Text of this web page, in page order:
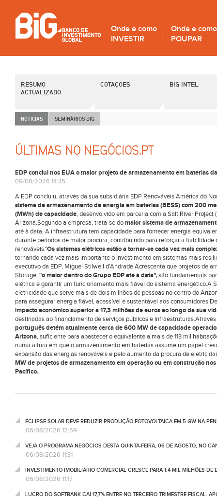
Onde e como
INVESTIR
Onde e como
POUPAR
RESUMO
ACTUALIZADO
COTAÇÕES BIG INTEL
NOTICIAS SEMINÁRIOS BiG
ÚLTIMAS NO NEGÓCIOS.PT
EDP conclui nos EUA o maior projeto de armazenamento em baterias
09/06/2026 14:35
A EDP concluiu, através da sua subsidiária EDP Renováveis América do
sistema de armazenamento de energia em baterias (BESS) com 200
(MWh) de capacidade, desenvolvido em parceria com a Salt River Project
Arizona.Segundo a empresa, trata-se domaior sistema de
até à data. A infraestrutura tem capacidade para fornecer energia
durante períodos de maior procura, contribuindo para reforçar a
renováveis."Os sistemas elétricos estão a tornar-se cada vez mais
tornando cada vez mais importante o investimento em sistemas mais
executivo da EDP, Miguel Stilwell d'Andrade.Acrescenta que projetos de
Storage,"o maior dentro do Grupo EDP até à data",são fundamentais
elétrica e garantir um funcionamento mais fiável do sistema energético.A
eletricidade que serve mais de dois milhões de pessoas no centro do
para assegurar energia fiável, acessível e sustentável aos
impacto económico superior a 17,3 milhões de euros ao longo da sua
destinadas ao financiamento de serviços públicos e
português detém atualmente cerca de 600 MW de capacidade
Arizona, suficiente para abastecer o equivalente a mais de 113 mil
numa altura em que o armazenamento em baterias assume um papel
expansão das energias renováveis e pelo aumento da procura de
MW de projetos de armazenamento em operação ou em construção
Pacífico.
ECLIPSE SOLAR DEVE REDUZIR PRODUÇÃO FOTOVOLTAICA EM 5 GW NA
06/08/2026 12:59
VEJA O PROGRAMA NEGÓCIOS DESTA QUINTA-FEIRA, 06 DE AGOSTO, NO
06/08/2026 11:31
INVESTIMENTO IMOBILIÁRIO COMERCIAL CRESCE PARA 1,4 MIL MILHÕES DE
06/08/2026 11:17
LUCRO DO SOFTBANK CAI 17,7% ENTRE NO TERCEIRO TRIMESTRE FISCAL.